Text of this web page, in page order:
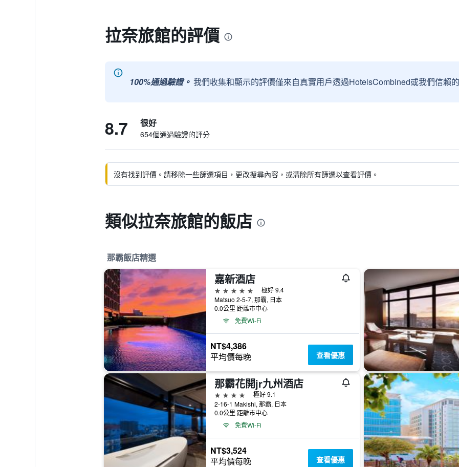
拉奈旅館的評價
100%通過驗證。 我們收集和顯示的評價僅來自真實用戶透過HotelsCombined或我們信賴
8.7 很好
654個通過驗證的評分
沒有找到評價。請移除一些篩選項目，更改搜尋內容，或清除所有篩選以查看評價。
類似拉奈旅館的飯店
那霸飯店精選
嘉新酒店
5星級
極好 9.4
Matsuo 2-5-7, 那霸, 日本
0.0公里 距離市中心
免費Wi-Fi
NT$4,386
平均價每晚 查看優惠
那霸花開jr九州酒店
4星級
極好 9.1
2-16-1 Makishi, 那霸, 日本
0.0公里 距離市中心
免費Wi-Fi
NT$3,524
平均價每晚 查看優惠